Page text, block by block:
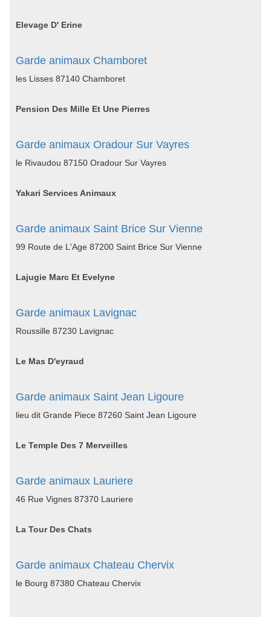
Elevage D' Erine
Garde animaux Chamboret
les Lisses 87140 Chamboret
Pension Des Mille Et Une Pierres
Garde animaux Oradour Sur Vayres
le Rivaudou 87150 Oradour Sur Vayres
Yakari Services Animaux
Garde animaux Saint Brice Sur Vienne
99 Route de L'Age 87200 Saint Brice Sur Vienne
Lajugie Marc Et Evelyne
Garde animaux Lavignac
Roussille 87230 Lavignac
Le Mas D'eyraud
Garde animaux Saint Jean Ligoure
lieu dit Grande Piece 87260 Saint Jean Ligoure
Le Temple Des 7 Merveilles
Garde animaux Lauriere
46 Rue Vignes 87370 Lauriere
La Tour Des Chats
Garde animaux Chateau Chervix
le Bourg 87380 Chateau Chervix